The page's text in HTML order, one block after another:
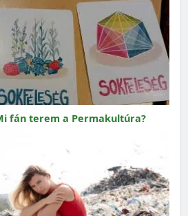
fán terem a Permakultúra?